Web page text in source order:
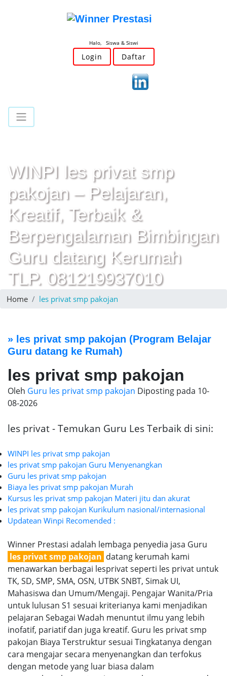
Halo, Siswa & Siswi
Login Daftar
WINPI les privat smp
pakojan – Pelajaran,
Kreatif, Terbaik &
Berpengalaman Bimbingan
Guru datang Kerumah
TLP. 081219937010
Home les privat smp pakojan
» les privat smp pakojan (Program Belajar
Guru datang ke Rumah)
les privat smp pakojan
Oleh Guru les privat smp pakojan Diposting pada 10-
08-2026
les privat - Temukan Guru Les Terbaik di sini:
WINPI les privat smp pakojan
les privat smp pakojan Guru Menyenangkan
Guru les privat smp pakojan
Biaya les privat smp pakojan Murah
Kursus les privat smp pakojan Materi jitu dan akurat
les privat smp pakojan Kurikulum nasional/internasional
Updatean Winpi Recomended :
Winner Prestasi adalah lembaga penyedia jasa Guru
les privat smp pakojan datang kerumah kami
menawarkan berbagai lesprivat seperti les privat untuk
TK, SD, SMP, SMA, OSN, UTBK SNBT, Simak UI,
Mahasiswa dan Umum/Mengaji. Pengajar Wanita/Pria
untuk lulusan S1 sesuai kriterianya kami menjadikan
pelajaran Sebagai Wadah menuntut ilmu yang lebih
inofatif, pariatif dan juga kreatif. Guru les privat smp
pakojan Biaya Terstruktur sesuai Tingkatanya dengan
cara mengajar secara menyenangkan dan terfokus
dengan metode yang luar biasa dalam